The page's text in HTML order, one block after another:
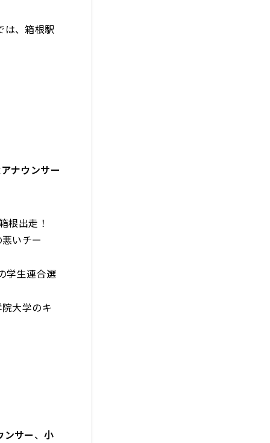
は、箱根駅
ナウンサー
根出走！
いチー
学生連合選
大学のキ
ンサー、小